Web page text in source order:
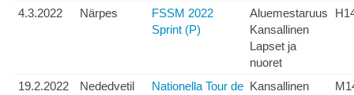
4.3.2022 Närpes
FSSM 2022
Sprint (P)
Aluemestaruus
Kansallinen
Lapset ja
nuoret
19.2.2022 Nededvetil
Nationella Tour de Kansallinen